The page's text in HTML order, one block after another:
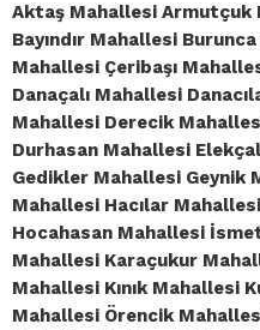
Aktaş Mahallesi Armutçuk
Bayındır Mahallesi
Mahallesi Çeribaşı
Danaçalı Mahallesi
Mahallesi Derecik
Durhasan Mahallesi
Gedikler Mahallesi Geynik
Mahallesi Hacılar
Hocahasan Mahallesi
Mahallesi Karaçukur
Mahallesi Kınık Mahallesi
Mahallesi Örencik